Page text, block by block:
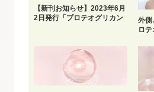
【新刊お知らせ】2023年6月
2日発行「プロテオグリカン
外側
ロ